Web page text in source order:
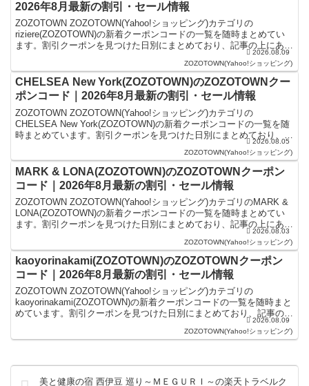
2026年8月最新の割引・セール情報
ZOZOTOWN ZOZOTOWN(Yahoo!ショッピング)カテゴリの
riziere(ZOZOTOWN)の新着クーポンコードの一覧を随時まとめてい
ます。割引クーポンを見つけた日別にまとめており、記事の上にある
2026.08.09
ZOZOTOWN(Yahoo!ショッピング)
CHELSEA New York(ZOZOTOWN)のZOZOTOWNクー
ポンコード｜2026年8月最新の割引・セール情報
ZOZOTOWN ZOZOTOWN(Yahoo!ショッピング)カテゴリの
CHELSEA New York(ZOZOTOWN)の新着クーポンコードの一覧を随
時まとめています。割引クーポンを見つけた日別にまとめており、記
2026.08.05
ZOZOTOWN(Yahoo!ショッピング)
MARK & LONA(ZOZOTOWN)のZOZOTOWNクーポン
コード｜2026年8月最新の割引・セール情報
ZOZOTOWN ZOZOTOWN(Yahoo!ショッピング)カテゴリのMARK &
LONA(ZOZOTOWN)の新着クーポンコードの一覧を随時まとめてい
ます。割引クーポンを見つけた日別にまとめており、記事の上にある
2026.08.03
ZOZOTOWN(Yahoo!ショッピング)
kaoyorinakami(ZOZOTOWN)のZOZOTOWNクーポン
コード｜2026年8月最新の割引・セール情報
ZOZOTOWN ZOZOTOWN(Yahoo!ショッピング)カテゴリの
kaoyorinakami(ZOZOTOWN)の新着クーポンコードの一覧を随時まと
めています。割引クーポンを見つけた日別にまとめており、記事の上
2026.08.09
ZOZOTOWN(Yahoo!ショッピング)
美と健康の宿 西伊豆 巡り～ＭＥＧＵＲＩ～の楽天トラベルク